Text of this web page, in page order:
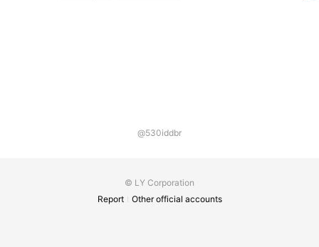
@530iddbr
© LY Corporation
Report
Other official accounts